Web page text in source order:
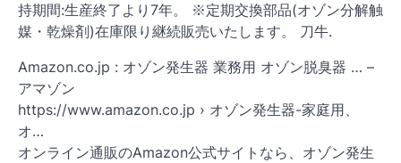
持期間:生産終了より7年。 ※定期交換部品(オゾン分解触
媒・乾燥剤)在庫限り継続販売いたします。 刀牛.
Amazon.co.jp : オゾン発生器 業務用 オゾン脱臭器 … –
アマゾン
https://www.amazon.co.jp › オゾン発生器-家庭用、
オ…
オンライン通販のAmazon公式サイトなら、オゾン発生